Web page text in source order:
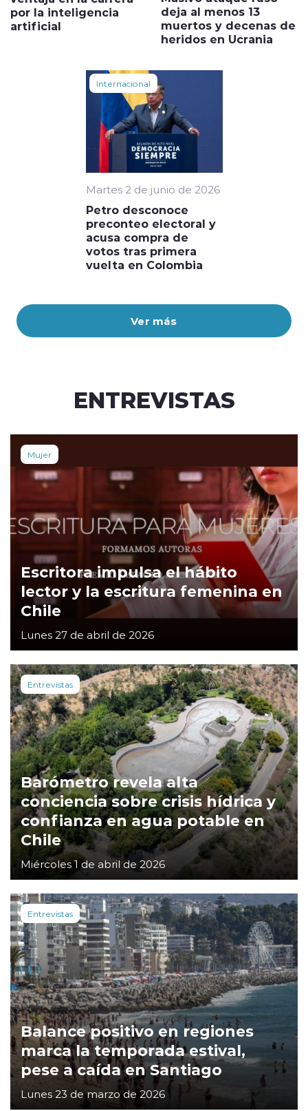
Ver más
por la inteligencia
artificial
deja al menos 13
muertos y decenas de
heridos en Ucrania
Internacional
Martes 2 de junio de 2026
Petro desconoce
preconteo electoral y
acusa compra de
votos tras primera
vuelta en Colombia
ENTREVISTAS
Mujer
Escritora impulsa el hábito
lector y la escritura femenina en
Chile
Lunes 27 de abril de 2026
Entrevistas
Barómetro revela alta
conciencia sobre crisis hídrica y
confianza en agua potable en
Chile
Miércoles 1 de abril de 2026
Entrevistas
Balance positivo en regiones
marca la temporada estival,
pese a caída en Santiago
Lunes 23 de marzo de 2026